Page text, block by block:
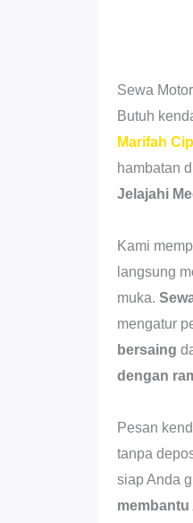
Sewa
Butuh
Marifah
hambatan
Jelajahi
Kami
langsung
muka.
mengatur
bersaing
dengan
Pesan
tanpa
siap Anda
membantu